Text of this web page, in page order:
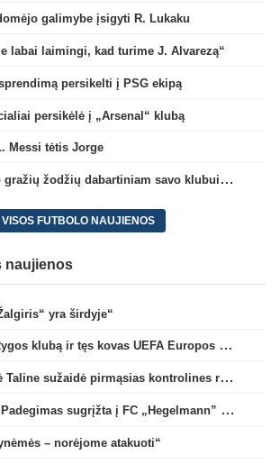
galimybe įsigyti R. Lukaku
labai laimingi, kad turime J. Alvarezą“
persikelti į PSG ekipą
persikėlė į „Arsenal“ klubą
Messi tėtis Jorge
X. Alonso negailėjo gražių žodžių dabartiniam savo klubui „Chelsea“
VISOS FUTBOLO NAUJIENOS
naujienos
yra širdyje“
„Gintra“ nustelbė Rygos klubą ir tęs kovas UEFA Europos taurės atrankoje
Vaikinų U15 rinktinė Taline sužaidė pirmąsias kontrolines rungtynes
Kristupas–Algirdas Padegimas sugrįžta į FC „Hegelmann” B sudėtį
– norėjome atakuoti“